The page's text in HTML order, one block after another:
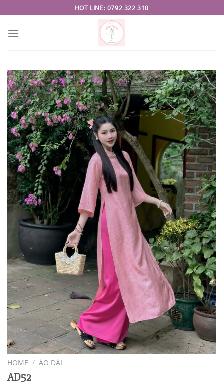
to
content
HOT LINE: 0792 322 310
HOME / ÁO DÀI
AD52